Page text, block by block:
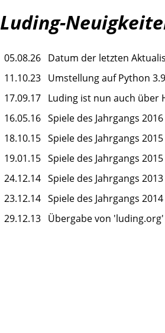
Luding-
05.08.26 Datum der letzten
11.10.23 Umstellung auf Python
17.09.17 Luding ist nun auch über
16.05.16 Spiele des Jahrgangs
18.10.15 Spiele des Jahrgangs
19.01.15 Spiele des Jahrgangs
24.12.14 Spiele des Jahrgangs
23.12.14 Spiele des Jahrgangs
29.12.13 Übergabe von 'luding.org'